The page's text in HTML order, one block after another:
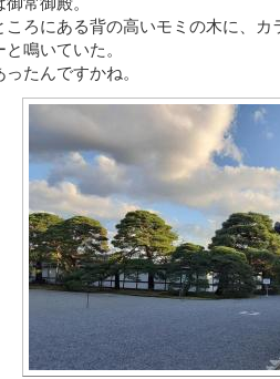
ろにある背の高いモミの木に、カ
と鳴いていた。
たんですかね。